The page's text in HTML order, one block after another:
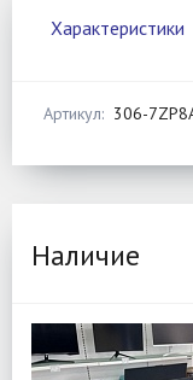
Характеристики
Артикул: 306-
Наличие